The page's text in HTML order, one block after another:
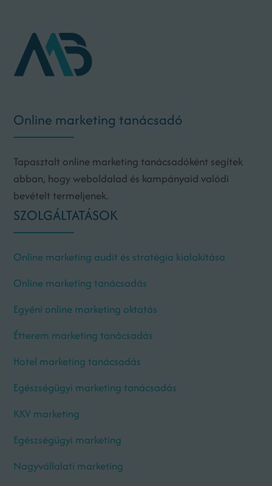
Online marketing tanácsadó
Tapasztalt online marketing tanácsadóként segítek
abban, hogy weboldalad és kampányaid valódi
bevételt termeljenek.
SZOLGÁLTATÁSOK
Online marketing audit és stratégia kialakítása
Online marketing tanácsadás
Egyéni online marketing oktatás
Étterem marketing tanácsadás
Hotel marketing tanácsadás
Egészségügyi marketing tanácsadás
KKV marketing
Egészségügyi marketing
Nagyvállalati marketing